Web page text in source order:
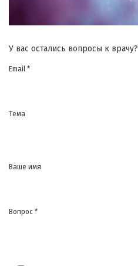
У вас остались вопросы к врачу?
Email *
Тема
Ваше имя
Вопрос *